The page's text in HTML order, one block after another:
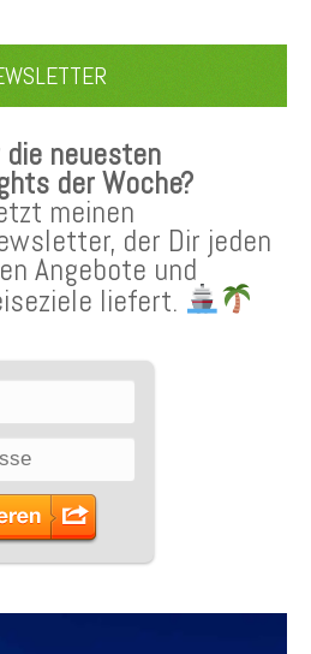
neuesten
der Woche?
meinen
der Dir jeden
Angebote und
liefert.